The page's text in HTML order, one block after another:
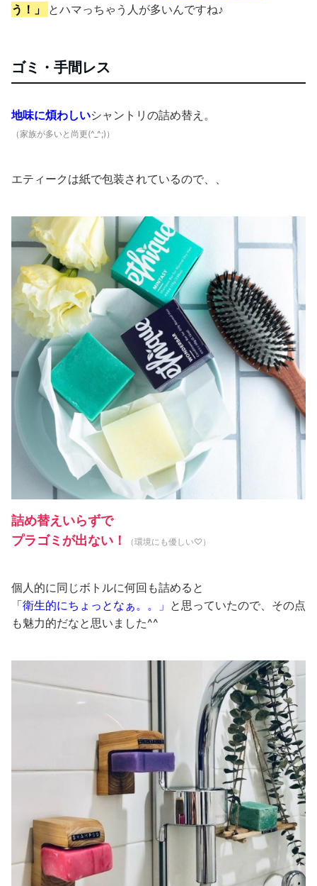
う！」 とハマっちゃう人が多いんですね♪
ゴミ・手間レス
地味に煩わしいシャントリの詰め替え。
（家族が多いと尚更(^_^;)）
エティークは紙で包装されているので、、
詰め替えいらずで
プラゴミが出ない！
（環境にも優しい♡）
個人的に同じボトルに何回も詰めると
「衛生的にちょっとなぁ。。」 と思っていたので、その点
も魅力的だなと思いました^^